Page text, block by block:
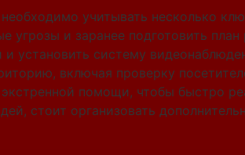
учитывать несколько
и заранее подготовить
установить систему
включая проверку
помощи, чтобы быстро
стоит организовать